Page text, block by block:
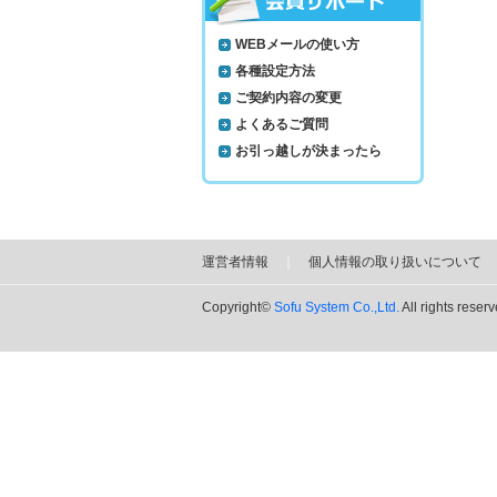
WEBメールの使い方
各種設定方法
ご契約内容の変更
よくあるご質問
お引っ越しが決まったら
運営者情報 個人情報の取り扱いについて
Copyright© Sofu System Co.,Ltd.All rights